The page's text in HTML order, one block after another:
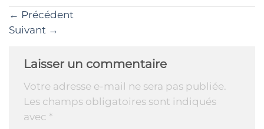
← Précédent
Suivant →
Laisser un commentaire
Votre adresse e-mail ne sera pas publiée.
Les champs obligatoires sont indiqués
avec *